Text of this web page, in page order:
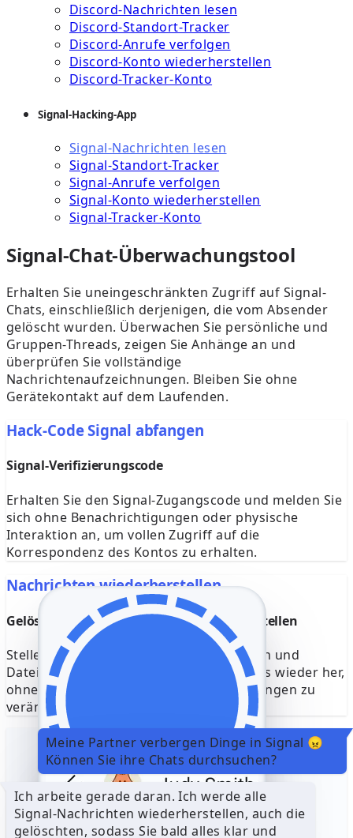
Discord-Nachrichten lesen
Discord-Standort-Tracker
Discord-Anrufe verfolgen
Discord-Konto wiederherstellen
Discord-Tracker-Konto
Signal-Hacking-App
Signal-Nachrichten lesen
Signal-Standort-Tracker
Signal-Anrufe verfolgen
Signal-Konto wiederherstellen
Signal-Tracker-Konto
Signal-Chat-Überwachungstool
Erhalten Sie uneingeschränkten Zugriff auf Signal-
Chats, einschließlich derjenigen, die vom Absender
gelöscht wurden. Überwachen Sie persönliche und
Gruppen-Threads, zeigen Sie Anhänge an und
überprüfen Sie vollständige
Nachrichtenaufzeichnungen. Bleiben Sie ohne
Gerätekontakt auf dem Laufenden.
Hack-Code Signal abfangen
Signal-Verifizierungscode
Erhalten Sie den Signal-Zugangscode und melden Sie
sich ohne Benachrichtigungen oder physische
Interaktion an, um vollen Zugriff auf die
Korrespondenz des Kontos zu erhalten.
+49 160 1234567
Nachrichten wiederherstellen
Gelöschte Signal-Nachrichten wiederherstellen
Stellen Sie entfernte Signal-Chats, Medien und
Dateien in Sekundenschnelle aus Backups wieder her,
ohne die Kontoaktivität oder Warnmeldungen zu
verändern.
Meine Partner verbergen Dinge in Signal 😠
Können Sie ihre Chats durchsuchen?
Ich arbeite gerade daran. Ich werde alle
Signal-Nachrichten wiederherstellen, auch die
gelöschten, sodass Sie bald alles klar und